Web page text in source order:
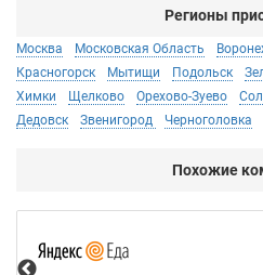
Регионы
Москва Московская Область
Красногорск
Мытищи Подольск
Химки
Щелково Орехово-Зуево
Дедовск
Звенигород Черноголовка
Похожие